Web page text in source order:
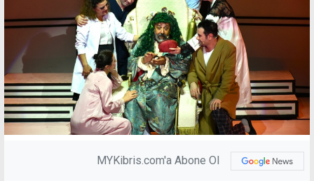
MYKibris.com'a Abone Ol